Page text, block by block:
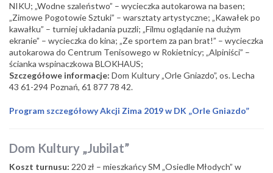
NIKU; „Wodne szaleństwo” – wycieczka autokarowa na basen;
„Zimowe Pogotowie Sztuki” – warsztaty artystyczne; „Kawałek po
kawałku” – turniej układania puzzli; „Filmu oglądanie na dużym
ekranie” – wycieczka do kina; „Ze sportem za pan brat!” – wycieczka
autokarowa do Centrum Tenisowego w Rokietnicy; „Alpiniści” –
ścianka wspinaczkowa BLOKHAUS;
Szczegółowe informacje: Dom Kultury „Orle Gniazdo”, os. Lecha
43 61-294 Poznań, 61 877 78 42.
Program szczegółowy Akcji Zima 2019 w DK „Orle Gniazdo”
Dom Kultury „Jubilat”
Koszt turnusu: 220 zł – mieszkańcy SM „Osiedle Młodych” w